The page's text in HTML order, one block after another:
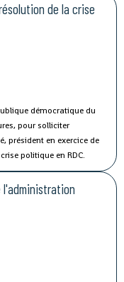
de la crise
démocratique du
pour solliciter
président en exercice de
politique en RDC.
l'administration